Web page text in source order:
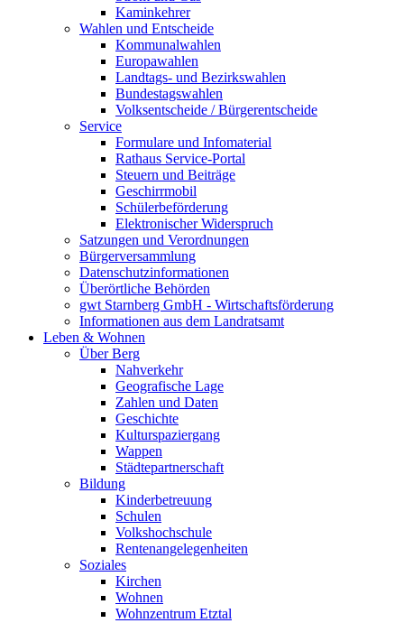
Kaminkehrer
Wahlen und Entscheide
Kommunalwahlen
Europawahlen
Landtags- und Bezirkswahlen
Bundestagswahlen
Volksentscheide / Bürgerentscheide
Service
Formulare und Infomaterial
Rathaus Service-Portal
Steuern und Beiträge
Geschirrmobil
Schülerbeförderung
Elektronischer Widerspruch
Satzungen und Verordnungen
Bürgerversammlung
Datenschutzinformationen
Überörtliche Behörden
gwt Starnberg GmbH - Wirtschaftsförderung
Informationen aus dem Landratsamt
Leben & Wohnen
Über Berg
Nahverkehr
Geografische Lage
Zahlen und Daten
Geschichte
Kulturspaziergang
Wappen
Städtepartnerschaft
Bildung
Kinderbetreuung
Schulen
Volkshochschule
Rentenangelegenheiten
Soziales
Kirchen
Wohnen
Wohnzentrum Etztal